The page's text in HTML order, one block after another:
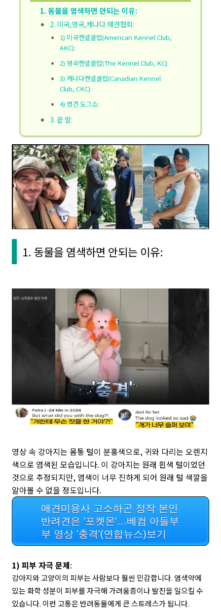
1. 동물을 염색하면 안되는 이유:
2. 미국,영국,캐나다 애견협회:
1) 미국켄넬클럽(American Kennel Club,
AKC):
2) 영국켄넬클럽(The Kennel Club, KC):
3) 캐나다켄넬클럽(Canadian Kennel
Club, CKC):
4) 명견 도그쇼:
3. 끝 말:
1. 동물을 염색하면 안되는 이유:
영상 속 강아지는 몸통 털이 분홍색으로, 귀와 다리는 오렌지
색으로 염색된 모습입니다. 이 강아지는 원래 흰색 털이었던
것으로 추정되지만, 염색이 너무 진하게 되어 원래 털 색깔을
알아볼 수 없을 정도입니다.
애견미용사 고소하곤 정작 본인
반려견은 '포켓몬'…베컴 아들부
부 영상 '충격'(연합뉴스)보기
1) 피부 자극 문제:
강아지와 고양이의 피부는 사람보다 훨씬 민감합니다. 염색약에
있는 화학 성분이 피부를 자극해 가려움증이나 발진을 일으킬 수
있습니다. 이런 고통은 반려동물에게 큰 스트레스가 됩니다.